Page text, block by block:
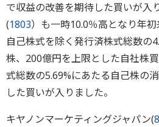
で収益の改善を期待した買いが入
(1803）も一時10.0％高となり年初
自己株式を除く発行済株式総数の
株、200億円を上限とした自社株
式総数の5.69%にあたる自己株の
した買いが入りました。
キヤノンマーケティングジャパン(